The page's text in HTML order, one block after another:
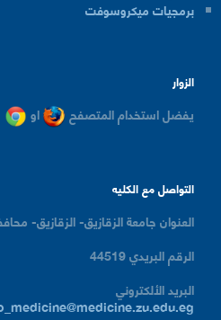
برمجيات ميكروسوفت
الزوار
يفضل استخدام المتصفح او
التواصل مع الكليه
العنوان جامعة الزقازيق- الزقازيق-
الرقم البريدي44519
البريد الألكتروني